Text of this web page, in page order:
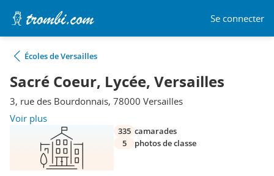
Se connecter
Écoles de Versailles
Sacré Coeur, Lycée, Versailles
3, rue des Bourdonnais, 78000 Versailles
Voir plus
335 camarades
5
photos de classe